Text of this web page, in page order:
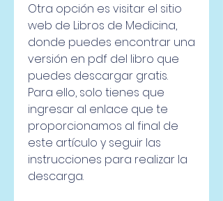
Otra opción es visitar el sitio
web de Libros de Medicina,
donde puedes encontrar una
versión en pdf del libro que
puedes descargar gratis.
Para ello, solo tienes que
ingresar al enlace que te
proporcionamos al final de
este artículo y seguir las
instrucciones para realizar la
descarga.